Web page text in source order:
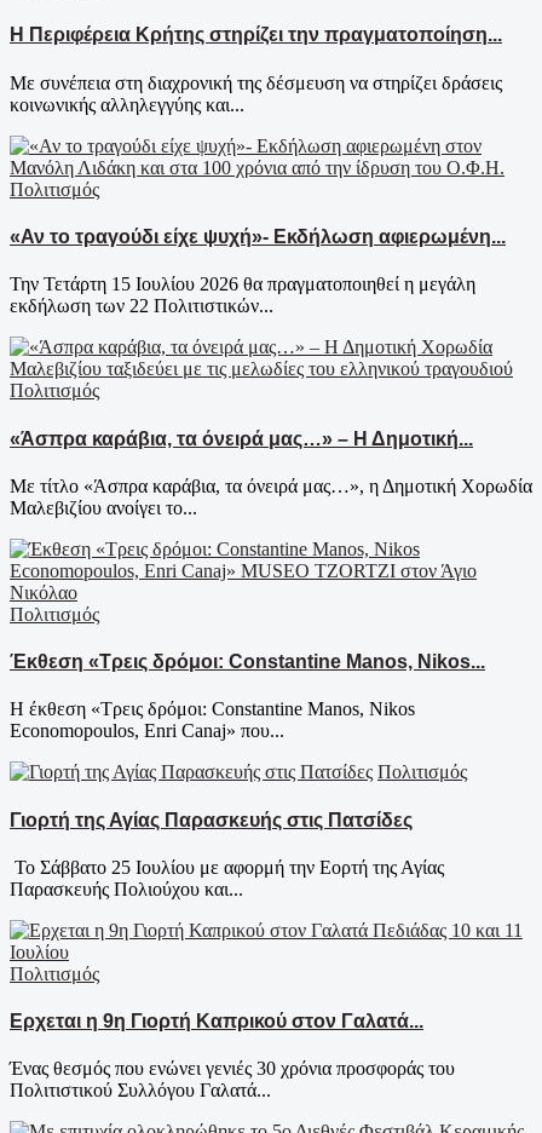
Η Περιφέρεια Κρήτης στηρίζει την πραγματοποίηση...
Με συνέπεια στη διαχρονική της δέσμευση να στηρίζει δράσεις
κοινωνικής αλληλεγγύης και...
Πολιτισμός
«Αν το τραγούδι είχε ψυχή»- Εκδήλωση αφιερωμένη...
Την Τετάρτη 15 Ιουλίου 2026 θα πραγματοποιηθεί η μεγάλη
εκδήλωση των 22 Πολιτιστικών...
Πολιτισμός
«Άσπρα καράβια, τα όνειρά μας…» – Η Δημοτική...
Με τίτλο «Άσπρα καράβια, τα όνειρά μας…», η Δημοτική Χορωδία
Μαλεβιζίου ανοίγει το...
Πολιτισμός
Έκθεση «Τρεις δρόμοι: Constantine Manos, Nikos...
Η έκθεση «Τρεις δρόμοι: Constantine Manos, Nikos
Economopoulos, Enri Canaj» που...
Πολιτισμός
Γιορτή της Αγίας Παρασκευής στις Πατσίδες
Το Σάββατο 25 Ιουλίου με αφορμή την Εορτή της Αγίας
Παρασκευής Πολιούχου και...
Πολιτισμός
Ερχεται η 9η Γιορτή Καπρικού στον Γαλατά...
Ένας θεσμός που ενώνει γενιές 30 χρόνια προσφοράς του
Πολιτιστικού Συλλόγου Γαλατά...